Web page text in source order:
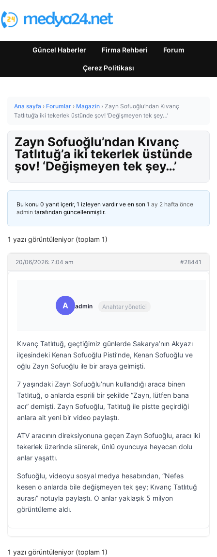
Güncel Haberler Firma Rehberi Forum
Çerez Politikası
Ana sayfa › Forumlar › Magazin › Zayn Sofuoğlu’ndan Kıvanç
Tatlıtuğ’a iki tekerlek üstünde şov! ‘Değişmeyen tek şey…’
Zayn Sofuoğlu’ndan Kıvanç
Tatlıtuğ’a iki tekerlek üstünde
şov! ‘Değişmeyen tek şey…’
Bu konu 0 yanıt içerir, 1 izleyen vardır ve en son 1 ay 2 hafta önce
admin tarafından güncellenmiştir.
1 yazı görüntüleniyor (toplam 1)
20/06/2026: 7:04 am #28441
A admin Anahtar yönetici
Kıvanç Tatlıtuğ, geçtiğimiz günlerde Sakarya’nın Akyazı
ilçesindeki Kenan Sofuoğlu Pisti’nde, Kenan Sofuoğlu ve
oğlu Zayn Sofuoğlu ile bir araya gelmişti.
7 yaşındaki Zayn Sofuoğlu’nun kullandığı araca binen
Tatlıtuğ, o anlarda esprili bir şekilde “Zayn, lütfen bana
acı” demişti. Zayn Sofuoğlu, Tatlıtuğ ile pistte geçirdiği
anlara ait yeni bir video paylaştı.
ATV aracının direksiyonuna geçen Zayn Sofuoğlu, aracı iki
tekerlek üzerinde sürerek, ünlü oyuncuya heyecan dolu
anlar yaşattı.
Sofuoğlu, videoyu sosyal medya hesabından, “Nefes
kesen o anlarda bile değişmeyen tek şey; Kıvanç Tatlıtuğ
aurası” notuyla paylaştı. O anlar yaklaşık 5 milyon
görüntüleme aldı.
1 yazı görüntüleniyor (toplam 1)